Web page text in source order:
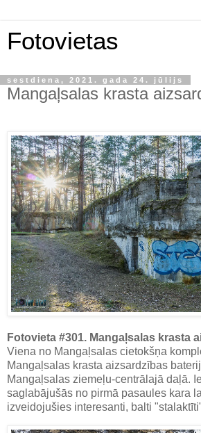
Fotovietas
sestdiena, 2021. gada 24. jūlijs
Mangaļsalas krasta
Fotovieta #301. Mangaļsalas krasta
Viena no Mangaļsalas cietokšņa
Mangaļsalas krasta aizsardzības
Mangaļsalas ziemeļu-centrālajā daļā.
saglabājušās no pirmā pasaules kara
izveidojušies interesanti, balti